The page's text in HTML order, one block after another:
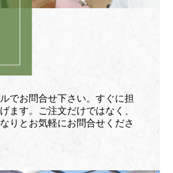
でお問合せ下さい。すぐに担
ます。ご注文だけではなく、
りとお気軽にお問合せくださ